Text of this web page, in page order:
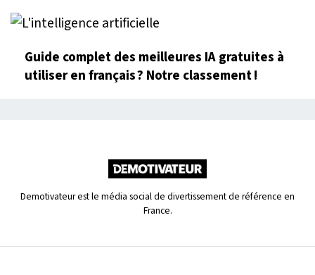
Guide complet des meilleures IA gratuites à
utiliser en français ? Notre classement !
Demotivateur est le média social de divertissement de référence en
France.